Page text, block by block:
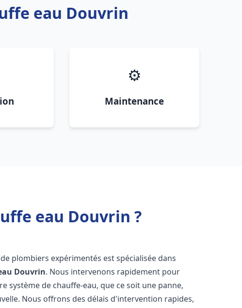
eau Douvrin
⚙️
Maintenance
eau Douvrin ?
plombiers expérimentés est spécialisée dans
Douvrin. Nous intervenons rapidement pour
système de chauffe-eau, que ce soit une panne,
Nous offrons des délais d'intervention rapides,